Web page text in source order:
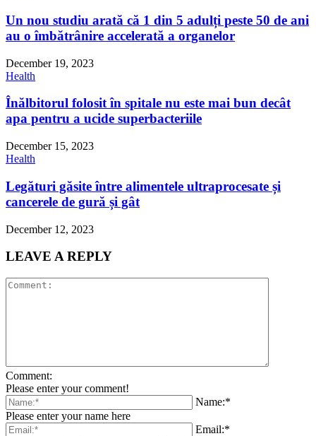
Un nou studiu arată că 1 din 5 adulți peste 50 de ani
au o îmbătrânire accelerată a organelor
December 19, 2023
Health
Înălbitorul folosit în spitale nu este mai bun decât
apa pentru a ucide superbacteriile
December 15, 2023
Health
Legături găsite între alimentele ultraprocesate și
cancerele de gură și gât
December 12, 2023
LEAVE A REPLY
Comment:
Please enter your comment!
Name:*
Please enter your name here
Email:*